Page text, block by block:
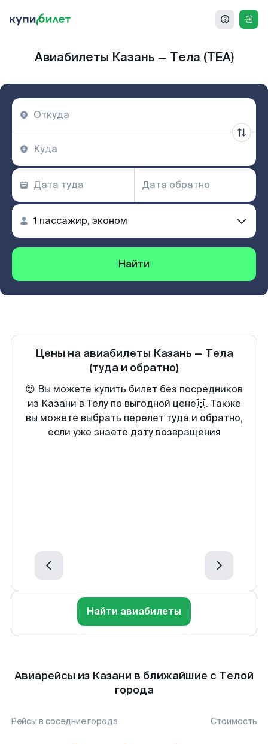
Авиабилеты Казань — Тела (TEA)
Найти
Цены на авиабилеты Казань — Тела
(туда и обратно)
😍 Вы можете купить билет без посредников
из Казани в Телу по выгодной цене🙌. Также
вы можете выбрать перелет туда и обратно,
если уже знаете дату возвращения
Найти авиабилеты
Авиарейсы из Казани в ближайшие с Телой
города
Рейсы в соседние города Стоимость